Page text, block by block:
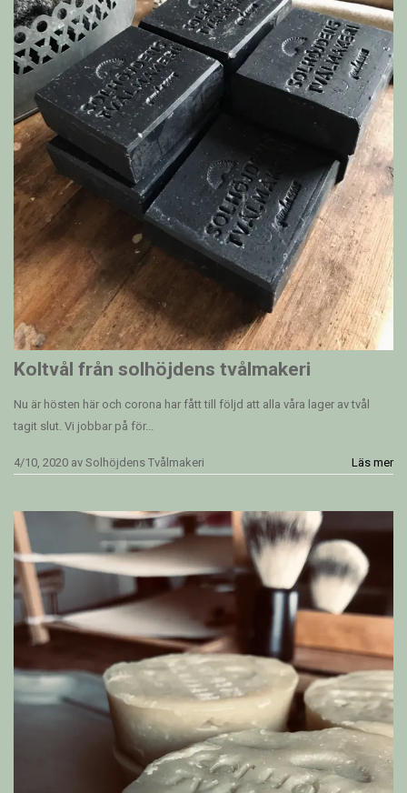
Koltvål från solhöjdens tvålmakeri
Nu är hösten här och corona har fått till följd att alla våra lager av tvål
tagit slut. Vi jobbar på för...
4/10, 2020 av Solhöjdens Tvålmakeri Läs mer